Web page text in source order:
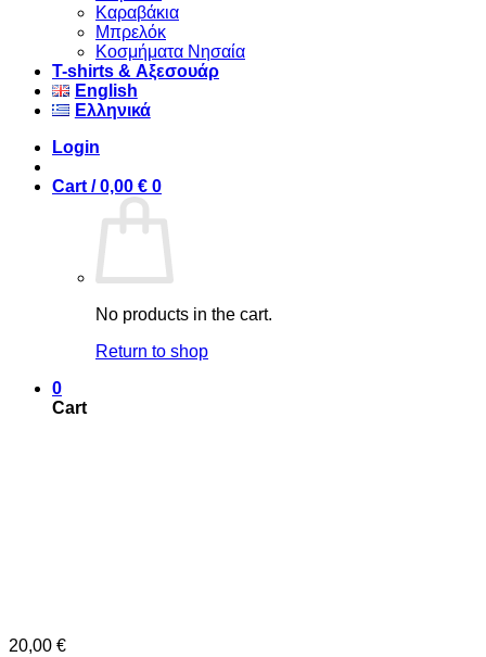
Καραβάκια
Μπρελόκ
Κοσμήματα Νησαία
Τ-shirts & Αξεσουάρ
English
Ελληνικά
Login
Cart /0,00 € 0
No products in the cart.
Return to shop
0
Cart
20,00 €